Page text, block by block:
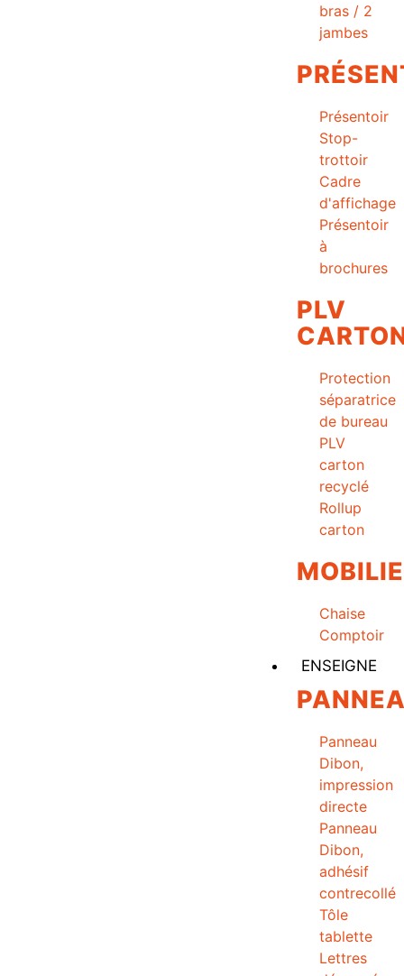
bras / 2
jambes
Présentoir
Stop-
trottoir
Cadre
d'affichage
Présentoir
à
brochures
PLV
Protection
séparatrice
de bureau
PLV
carton
recyclé
Rollup
carton
Chaise
Comptoir
ENSEIGNE
Panneau
Dibon,
impression
directe
Panneau
Dibon,
adhésif
contrecollé
Tôle
tablette
Lettres